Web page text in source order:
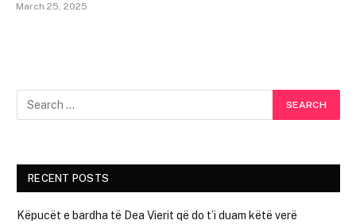
March 25, 2025
RECENT POSTS
Këpucët e bardha të Dea Vierit që do t’i duam këtë verë